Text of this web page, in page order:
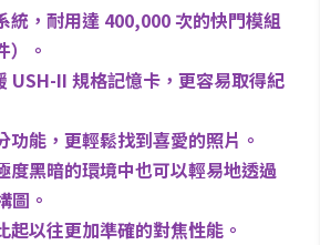
統，耐用達 400,000 次的快門模組
）。
USH-II 規格記憶卡，更容易取得紀
能，更輕鬆找到喜愛的照片。
度黑暗的環境中也可以輕易地透過
圖。
以往更加準確的對焦性能。